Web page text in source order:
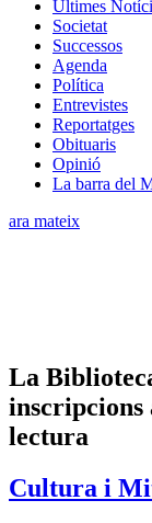
Últimes
Societat
Successos
Agenda
Política
Entrevistes
Reportatges
Obituaris
Opinió
La barra del
ara mateix
La
inscripcions
lectura
Cultura i